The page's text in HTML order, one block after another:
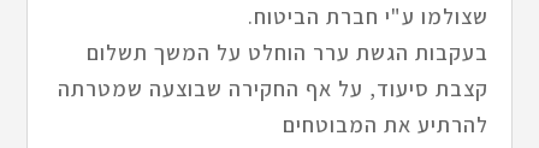
שצולמו ע"י חברת הביטוח.
בעקבות הגשת ערר הוחלט על המשך תשלום
קצבת סיעוד, על אף החקירה שבוצעה שמטרתה
להרתיע את המבוטחים